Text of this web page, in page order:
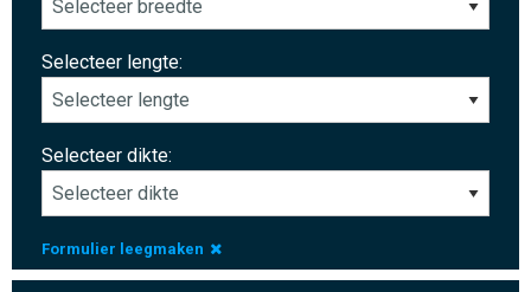
Selecteer lengte:
Selecteer dikte:
Formulier leegmaken